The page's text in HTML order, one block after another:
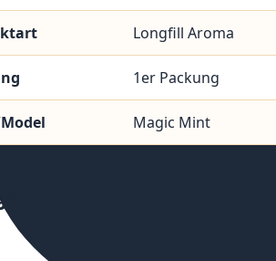
Longfill Aroma
1er Packung
Magic Mint